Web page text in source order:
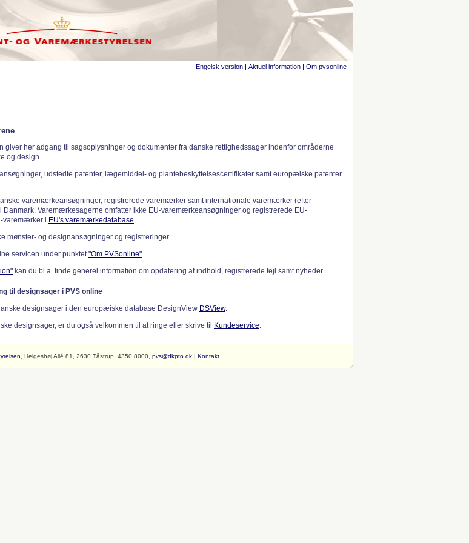
Engelsk version | Aktuel information | Om pvsonline
giver her adgang til sagsoplysninger og dokumenter fra danske rettighedssager indenfor områderne
og design.
udstedte patenter, lægemiddel- og plantebeskyttelsescertifikater samt europæiske patenter
varemærkeansøgninger, registrerede varemærker samt internationale varemærker (efter
Varemærkesagerne omfatter ikke EU-varemærkeansøgninger og registrerede EU-
varemærker i EU's varemærkedatabase.
mønster- og designansøgninger og registreringer.
servicen under punktet"Om PVSonline".
kan du bl.a. finde generel information om opdatering af indhold, registrerede fejl samt nyheder.
til designsager i PVS online
designsager i den europæiske database DesignView DSView.
designsager, er du også velkommen til at ringe eller skrive til
Kundeservice.
, Helgeshøj Allé 81, 2630 Tåstrup, 4350 8000, pvs@dkpto.dk| Kontakt